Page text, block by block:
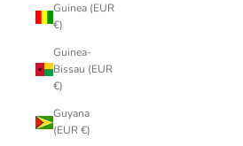
Guinea (EUR
€)
Guinea-
Bissau (EUR
€)
Guyana
(EUR €)